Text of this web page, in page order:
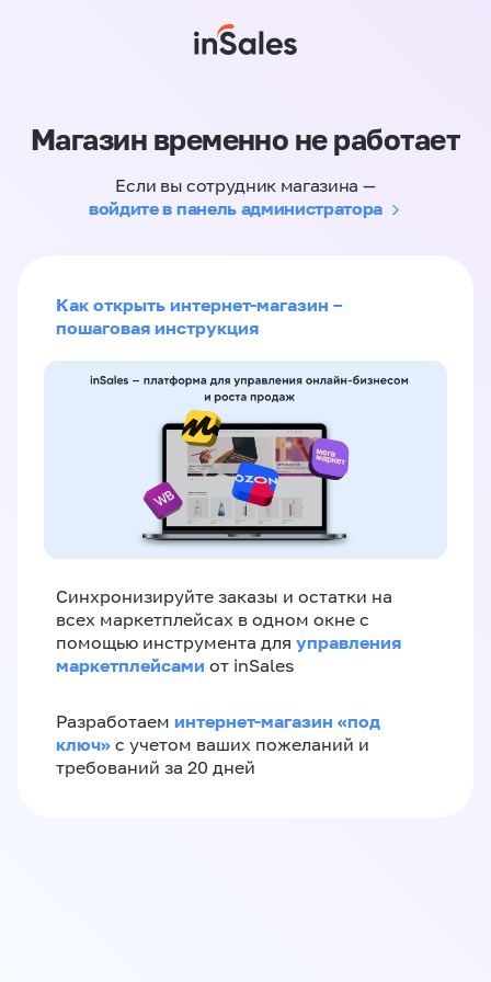
Магазин временно не работает
Если вы сотрудник магазина —
войдите в панель администратора
Как открыть интернет-магазин –
пошаговая инструкция
Синхронизируйте заказы и остатки на
всех маркетплейсах в одном окне с
помощью инструмента для управления
маркетплейсами от inSales
Разработаем интернет-магазин «‎под
ключ»‎ с учетом ваших пожеланий и
требований за 20 дней